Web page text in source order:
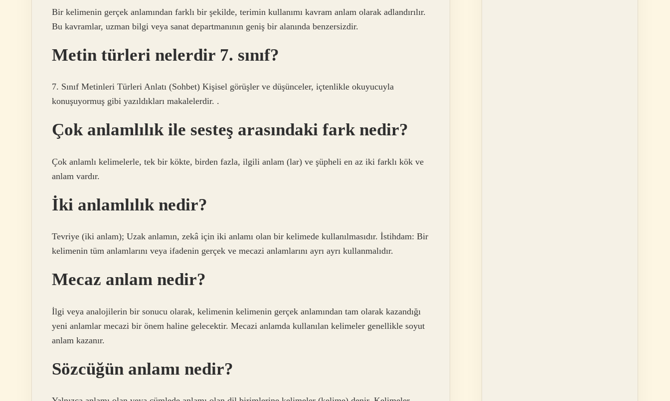
Bir kelimenin gerçek anlamından farklı bir şekilde, terimin kullanımı kavram anlam olarak adlandırılır.
Bu kavramlar, uzman bilgi veya sanat departmanının geniş bir alanında benzersizdir.
Metin türleri nelerdir 7. sınıf?
7. Sınıf Metinleri Türleri Anlatı (Sohbet) Kişisel görüşler ve düşünceler, içtenlikle okuyucuyla
konuşuyormuş gibi yazıldıkları makalelerdir. .
Çok anlamlılık ile sesteş arasındaki fark nedir?
Çok anlamlı kelimelerle, tek bir kökte, birden fazla, ilgili anlam (lar) ve şüpheli en az iki farklı kök ve
anlam vardır.
İki anlamlılık nedir?
Tevriye (iki anlam); Uzak anlamın, zekâ için iki anlamı olan bir kelimede kullanılmasıdır. İstihdam: Bir
kelimenin tüm anlamlarını veya ifadenin gerçek ve mecazi anlamlarını ayrı ayrı kullanmalıdır.
Mecaz anlam nedir?
İlgi veya analojilerin bir sonucu olarak, kelimenin kelimenin gerçek anlamından tam olarak kazandığı
yeni anlamlar mecazi bir önem haline gelecektir. Mecazi anlamda kullanılan kelimeler genellikle soyut
anlam kazanır.
Sözcüğün anlamı nedir?